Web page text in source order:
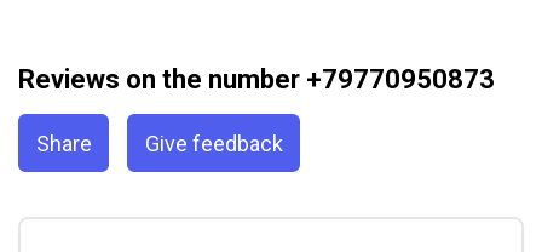
Reviews on the number +79770950873
Share Give feedback